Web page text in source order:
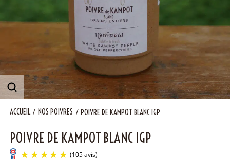
NOUS RENDRE VISITE
Contact
ACCUEIL NOS POIVRES POIVRE DE KAMPOT BLANC IGP
POIVRE DE KAMPOT BLANC IGP